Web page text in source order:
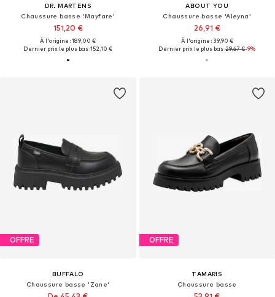
DR. MARTENS
Chaussure basse 'Mayfare'
151,20 €
À l'origine : 189,00 €
Dernier prix le plus bas :152,10 €
ABOUT YOU
Chaussure basse 'Aleyna'
26,91 €
À l'origine : 39,90 €
Dernier prix le plus bas :29,67 €-9%
OFFRE
BUFFALO
Chaussure basse 'Zane'
OFFRE
TAMARIS
Chaussure basse